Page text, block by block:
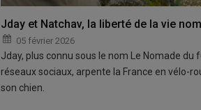
Jday et Natchav, la liberté de la vie
05 février 2026
Jday, plus connu sous le nom Le Nomade du
réseaux sociaux, arpente la France en vélo-
son chien.